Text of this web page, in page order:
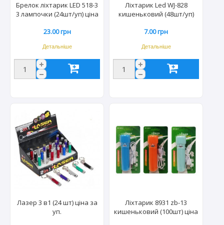
Брелок ліхтарик LED 518-3
3 лампочки (24шт/уп) ціна
23.00 грн
Детальніше
Ліхтарик Led WJ-828
кишеньковий (48шт/уп)
7.00 грн
Детальніше
Лазер 3 в1 (24 шт) ціна за
уп.
Ліхтарик 8931 zb-13
кишеньковий (100шт) ціна